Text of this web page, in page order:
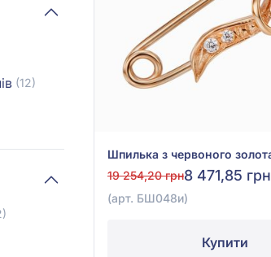
(12)
19 254,20 грн8 471,85 грн
(арт. БШ048и)
Купити